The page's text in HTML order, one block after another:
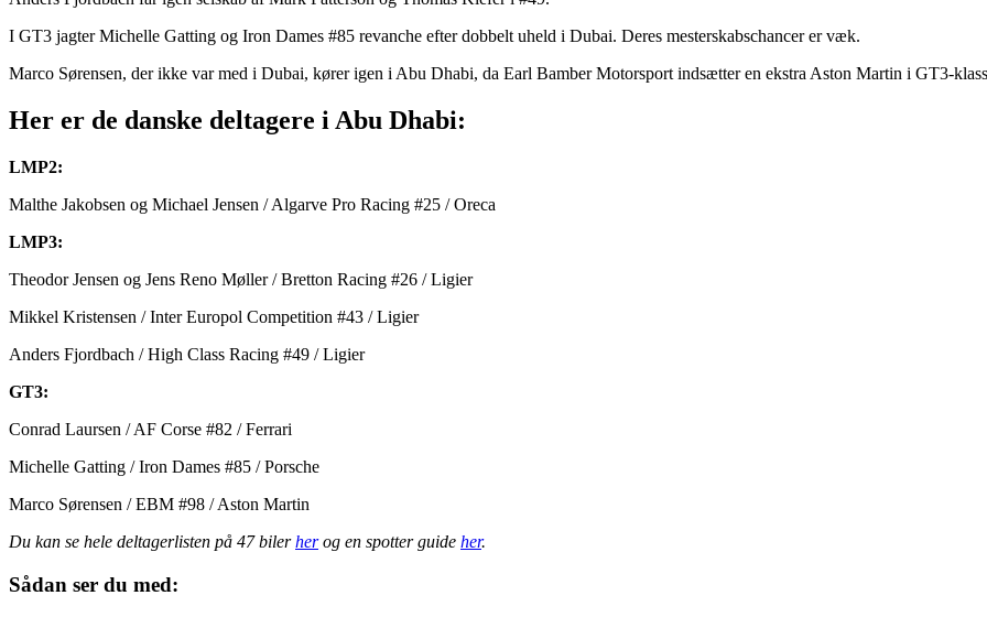
I GT3 jagter Michelle Gatting og Iron Dames #85 revanche efter dobbelt uheld i Dubai. Deres mesterskabschancer er væk.
Marco Sørensen, der ikke var med i Dubai, kører igen i Abu Dhabi, da Earl Bamber Motorsport indsætter en ekstra Aston Martin i GT3-
Her er de danske deltagere i Abu Dhabi:
LMP2:
Malthe Jakobsen og Michael Jensen / Algarve Pro Racing #25 / Oreca
LMP3:
Theodor Jensen og Jens Reno Møller / Bretton Racing #26 / Ligier
Mikkel Kristensen / Inter Europol Competition #43 / Ligier
Anders Fjordbach / High Class Racing #49 / Ligier
GT3:
Conrad Laursen / AF Corse #82 / Ferrari
Michelle Gatting / Iron Dames #85 / Porsche
Marco Sørensen / EBM #98 / Aston Martin
Du kan se hele deltagerlisten på 47 bilerherog en spotter guide her.
Sådan ser du med: